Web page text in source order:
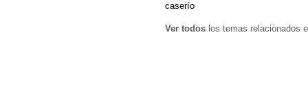
caserío
Ver todos los temas relacionados